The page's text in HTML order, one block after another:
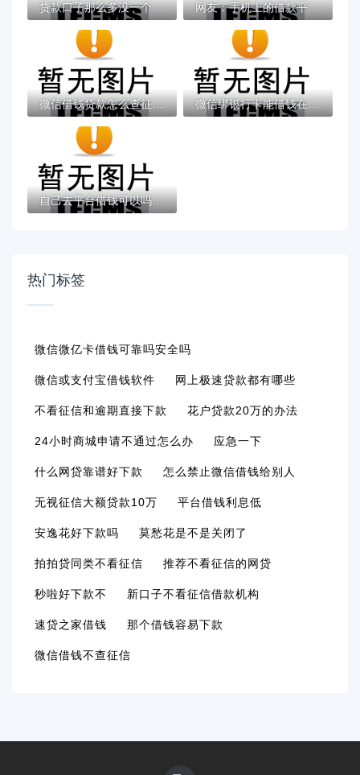
贷款口子那么多没一个下？教你避开审核雷区... 网友：手机上的借款平台哪一个是最正宗的？...
微信借钱贷款怎么查征信能借到钱吗？5000元... 微信绑银行卡能借钱在哪借比较容易？类似强...
自己去平台借钱可以吗？这3个坑不避准后悔！
热门标签
微信微亿卡借钱可靠吗安全吗
微信或支付宝借钱软件 网上极速贷款都有哪些
不看征信和逾期直接下款 花户贷款20万的办法
24小时商城申请不通过怎么办 应急一下
什么网贷靠谱好下款 怎么禁止微信借钱给别人
无视征信大额贷款10万 平台借钱利息低
安逸花好下款吗 莫愁花是不是关闭了
拍拍贷同类不看征信 推荐不看征信的网贷
秒啦好下款不 新口子不看征信借款机构
速贷之家借钱 那个借钱容易下款
微信借钱不查征信